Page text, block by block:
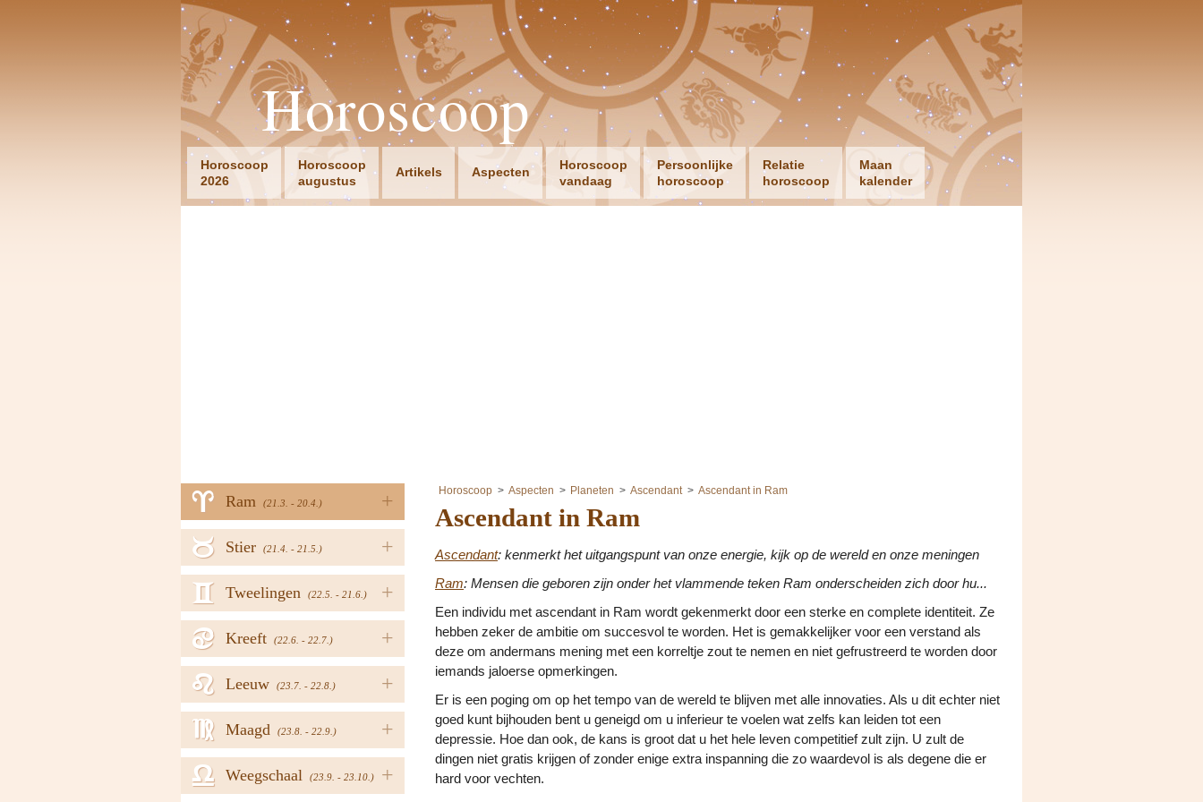
Horoscoop
Horoscoop
2026
Horoscoop
augustus
Artikels Aspecten
Horoscoop
vandaag
Persoonlijke
horoscoop
Relatie
horoscoop
Maan
kalender
+
Ram (21.3. - 20.4.)
a
+
Stier (21.4. - 21.5.)
b
+
Tweelingen (22.5. - 21.6.)
c
+
Kreeft (22.6. - 22.7.)
d
+
Leeuw (23.7. - 22.8.)
e
+
Maagd (23.8. - 22.9.)
f
+
Weegschaal (23.9. - 23.10.)
g
Horoscoop Aspecten Planeten Ascendant Ascendant in Ram
Ascendant in Ram
Ascendant: kenmerkt het uitgangspunt van onze energie, kijk op de wereld en onze meningen
Ram: Mensen die geboren zijn onder het vlammende teken Ram onderscheiden zich door hu...
Een individu met ascendant in Ram wordt gekenmerkt door een sterke en complete identiteit. Ze
hebben zeker de ambitie om succesvol te worden. Het is gemakkelijker voor een verstand als
deze om andermans mening met een korreltje zout te nemen en niet gefrustreerd te worden door
iemands jaloerse opmerkingen.
Er is een poging om op het tempo van de wereld te blijven met alle innovaties. Als u dit echter niet
goed kunt bijhouden bent u geneigd om u inferieur te voelen wat zelfs kan leiden tot een
depressie. Hoe dan ook, de kans is groot dat u het hele leven competitief zult zijn. U zult de
dingen niet gratis krijgen of zonder enige extra inspanning die zo waardevol is als degene die er
hard voor vechten.